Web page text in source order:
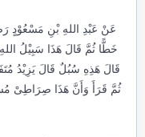
عَنْ عَبْدِ اللهِ بْنِ مَسْعُوْدٍ
خَطًّا ثُمَّ قَالَ هَذَا سَبِيْلُ
قَالَ هَذِهِ سُبُلٌ قَالَ يَزِيْدُ
ثُمَّ قَرَأَ وَأَنَّ هَذَا صِرَاطِىْ